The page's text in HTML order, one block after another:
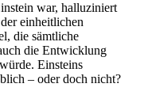
war, halluziniert
einheitlichen
die sämtliche
die Entwicklung
Einsteins
– oder doch nicht?